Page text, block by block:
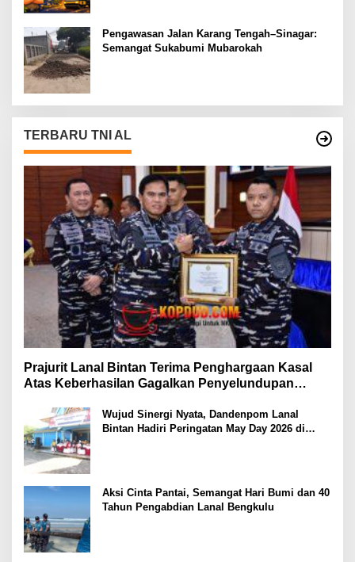
Pengawasan Jalan Karang Tengah–Sinagar:
Semangat Sukabumi Mubarokah
TERBARU TNI AL
Prajurit Lanal Bintan Terima Penghargaan Kasal
Atas Keberhasilan Gagalkan Penyelundupan
Wujud Sinergi Nyata, Dandenpom Lanal
Bintan Hadiri Peringatan May Day 2026 di
Aksi Cinta Pantai, Semangat Hari Bumi dan 40
Tahun Pengabdian Lanal Bengkulu